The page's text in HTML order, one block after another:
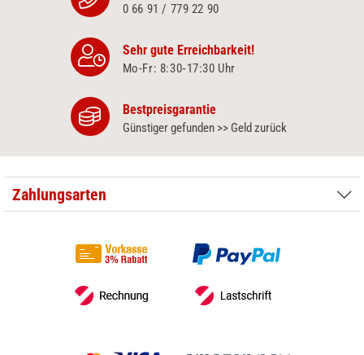
0 66 91 / 779 22 90
Sehr gute Erreichbarkeit!
Mo-Fr: 8:30‑17:30 Uhr
Bestpreisgarantie
Günstiger gefunden >> Geld zurück
Zahlungsarten